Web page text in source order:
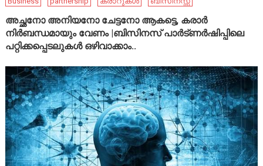
അച്ഛനോ അനിയനോ ചേട്ടനോ ആകട്ടെ, കരാർ
നിർബന്ധമായും വേണം |ബിസിനസ് പാർട്ണർഷിപ്പിലെ
പറ്റിക്കപ്പെടലുകൾ ഒഴിവാക്കാം..